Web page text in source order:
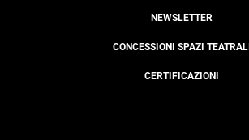
NEWSLETTER
CONCESSIONI SPAZI TEATRALI
CERTIFICAZIONI